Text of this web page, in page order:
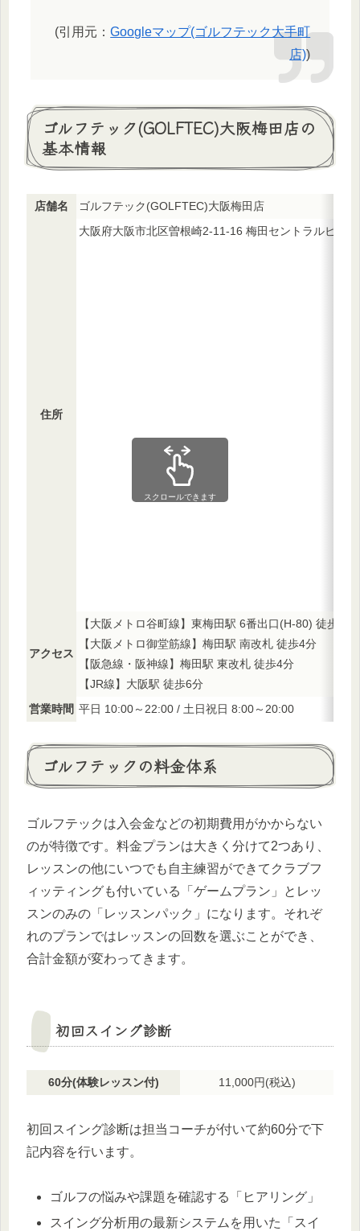
(引用元：Googleマップ(ゴルフテック大手町
店))
ゴルフテック(GOLFTEC)大阪梅田店の
基本情報
店舗名 ゴルフテック(GOLFTEC)大阪梅田店
住所
大阪府大阪市北区曽根崎2-11-16 梅田セントラルビル
アクセス
【大阪メトロ谷町線】東梅田駅 6番出口(H-80) 徒歩1分
【大阪メトロ御堂筋線】梅田駅 南改札 徒歩4分
【阪急線・阪神線】梅田駅 東改札 徒歩4分
【JR線】大阪駅 徒歩6分
営業時間 平日 10:00～22:00 / 土日祝日 8:00～20:00
スクロールできます
ゴルフテックの料金体系
ゴルフテックは入会金などの初期費用がかからない
のが特徴です。料金プランは大きく分けて2つあり、
レッスンの他にいつでも自主練習ができてクラブフ
ィッティングも付いている「ゲームプラン」とレッ
スンのみの「レッスンパック」になります。それぞ
れのプランではレッスンの回数を選ぶことができ、
合計金額が変わってきます。
初回スイング診断
60分(体験レッスン付) 11,000円(税込)
初回スイング診断は担当コーチが付いて約60分で下
記内容を行います。
ゴルフの悩みや課題を確認する「ヒアリング」
スイング分析用の最新システムを用いた「スイ